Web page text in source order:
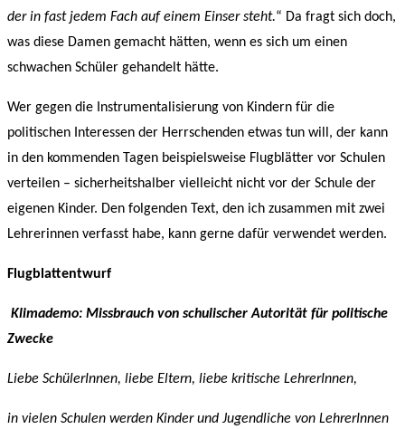
der in fast jedem Fach auf einem Einser steht.“ Da fragt sich doch,
was diese Damen gemacht hätten, wenn es sich um einen
schwachen Schüler gehandelt hätte.
Wer gegen die Instrumentalisierung von Kindern für die
politischen Interessen der Herrschenden etwas tun will, der kann
in den kommenden Tagen beispielsweise Flugblätter vor Schulen
verteilen – sicherheitshalber vielleicht nicht vor der Schule der
eigenen Kinder. Den folgenden Text, den ich zusammen mit zwei
Lehrerinnen verfasst habe, kann gerne dafür verwendet werden.
Flugblattentwurf
Klimademo: Missbrauch von schulischer Autorität für politische
Zwecke
Liebe SchülerInnen, liebe Eltern, liebe kritische LehrerInnen,
in vielen Schulen werden Kinder und Jugendliche von LehrerInnen